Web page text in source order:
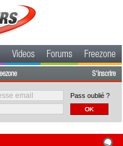
Videos Forums Freezone
S'inscrire
Pass oublié ?